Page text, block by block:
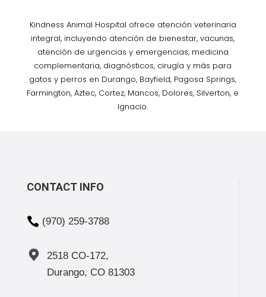
Kindness Animal Hospital ofrece atención veterinaria
integral, incluyendo atención de bienestar, vacunas,
atención de urgencias y emergencias, medicina
complementaria, diagnósticos, cirugía y más para
gatos y perros en Durango, Bayfield, Pagosa Springs,
Farmington, Aztec, Cortez, Mancos, Dolores, Silverton, e
Ignacio.
CONTACT INFO
 (970) 259-3788
2518 CO-172,
Durango, CO 81303